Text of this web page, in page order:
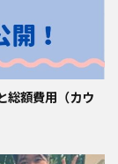
総額費用（カウ